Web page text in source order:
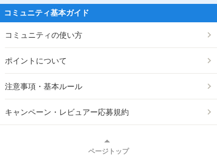
コミュニティ基本ガイド
コミュニティの使い方
ポイントについて
注意事項・基本ルール
キャンペーン・レビュアー応募規約
ページトップ